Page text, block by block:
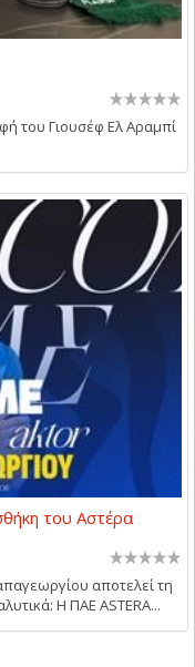
του Γιουσέφ Ελ Αραμπί
του Αστέρα
αποτελεί τη
Η ΠΑΕ ASTERA...